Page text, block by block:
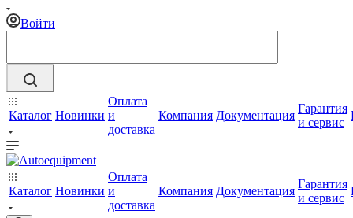
Войти
Каталог Новинки
Оплата
и
доставка
Компания Документация
Гарантия
и сервис
Каталог Новинки
Оплата
и
доставка
Компания Документация
Гарантия
и сервис